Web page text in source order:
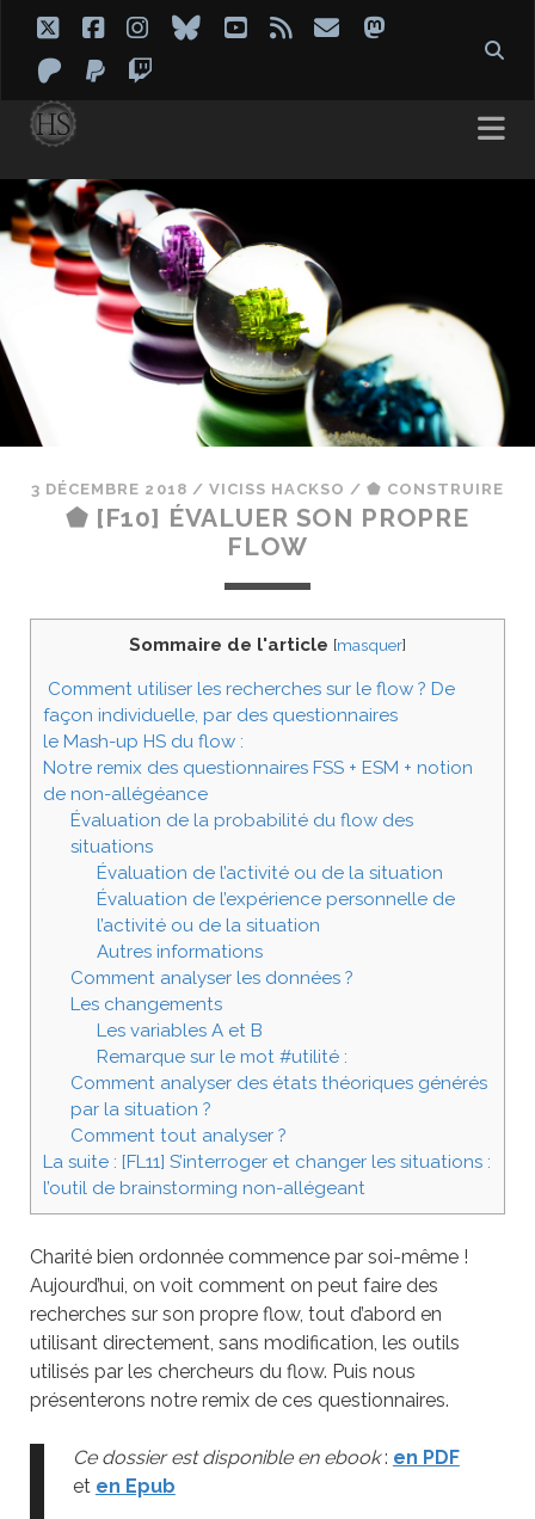
twitterfacebook
instagram
blueskyyoutube
rss emailmastodon
patreon
paypal
3 DÉCEMBRE 2018 / VICISS HACKSO /⬟ CONSTRUIRE
⬟ [F10] ÉVALUER SON PROPRE
FLOW
Sommaire de l'article [masquer]
Comment utiliser les recherches sur le flow ? De
façon individuelle, par des questionnaires
le Mash-up HS du flow :
Notre remix des questionnaires FSS + ESM + notion
de non-allégéance
Évaluation de la probabilité du flow des
situations
Évaluation de l’activité ou de la situation
Évaluation de l’expérience personnelle de
l’activité ou de la situation
Autres informations
Comment analyser les données ?
Les changements
Les variables A et B
Remarque sur le mot #utilité :
Comment analyser des états théoriques générés
par la situation ?
Comment tout analyser ?
La suite : [FL11] S’interroger et changer les situations :
l’outil de brainstorming non-allégeant
Charité bien ordonnée commence par soi-même !
Aujourd’hui, on voit comment on peut faire des
recherches sur son propre flow, tout d’abord en
utilisant directement, sans modification, les outils
utilisés par les chercheurs du flow. Puis nous
présenterons notre remix de ces questionnaires.
Ce dossier est disponible en ebook: en PDF
et en Epub